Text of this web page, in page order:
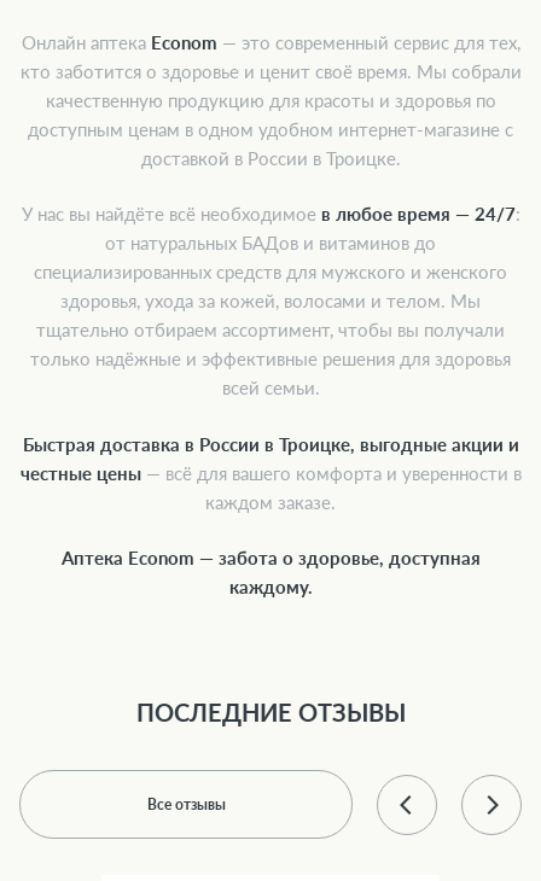
Онлайн аптека Econom — это современный сервис для тех,
кто заботится о здоровье и ценит своё время. Мы собрали
качественную продукцию для красоты и здоровья по
доступным ценам в одном удобном интернет-магазине с
доставкой в России в Троицке.
У нас вы найдёте всё необходимое в любое время — 24/7:
от натуральных БАДов и витаминов до
специализированных средств для мужского и женского
здоровья, ухода за кожей, волосами и телом. Мы
тщательно отбираем ассортимент, чтобы вы получали
только надёжные и эффективные решения для здоровья
всей семьи.
Быстрая доставка в России в Троицке, выгодные акции и
честные цены— всё для вашего комфорта и уверенности в
каждом заказе.
Аптека Econom — забота о здоровье, доступная
каждому.
ПОСЛЕДНИЕ ОТЗЫВЫ
Все отзывы